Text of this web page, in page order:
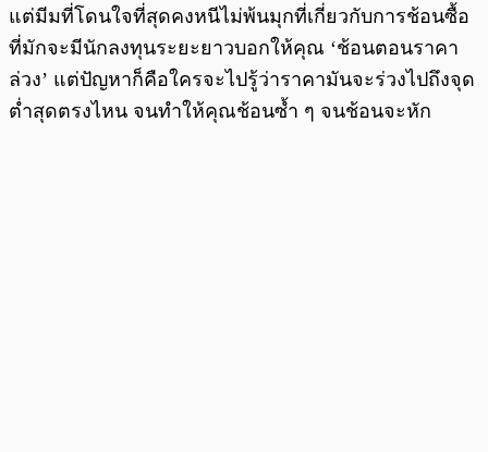
แต่มีมที่โดนใจที่สุดคงหนีไม่พ้นมุกที่เกี่ยวกับการช้อนซื้อ
ที่มักจะมีนักลงทุนระยะยาวบอกให้คุณ ‘ช้อนตอนราคา
ล่วง’ แต่ปัญหาก็คือใครจะไปรู้ว่าราคามันจะร่วงไปถึงจุด
ต่ำสุดตรงไหน จนทำให้คุณช้อนซ้ำ ๆ จนช้อนจะหัก